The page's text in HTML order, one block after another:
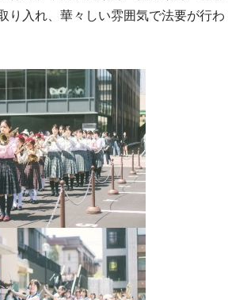
り入れ、華々しい雰囲気で法要が行わ